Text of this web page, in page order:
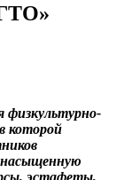
физкультурно-
которой
эстафеты,